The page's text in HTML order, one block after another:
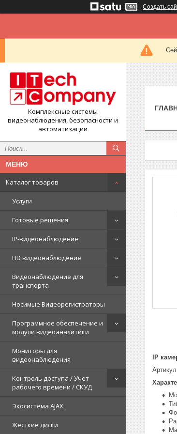
Создать
Комплексные системы
видеонаблюдения, безопасности и
автоматизации
Каталог товаров
Услуги
Готовые решения
IP-видеонаблюдение
HD видеонаблюдение
Видеонаблюдение для
транспорта
Носимые Видеорегистраторы
Программное обеспечение и
модули видеоаналитики
Мониторы для
видеонаблюдения
Контроль доступа / Учет
рабочего времени / СКУД
Экосистема AJAX
Жесткие диски
IP